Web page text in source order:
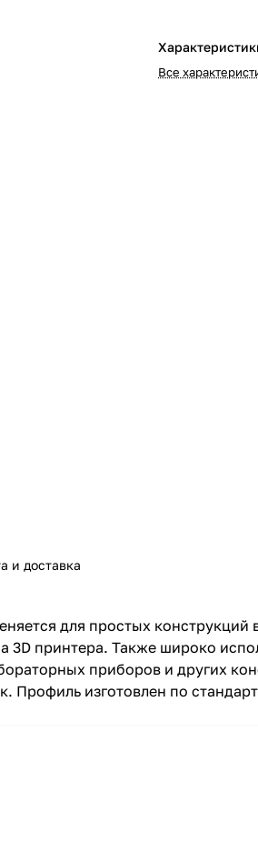
Все
и доставка
для простых
3D принтера. Также широко
приборов и других
Профиль изготовлен по